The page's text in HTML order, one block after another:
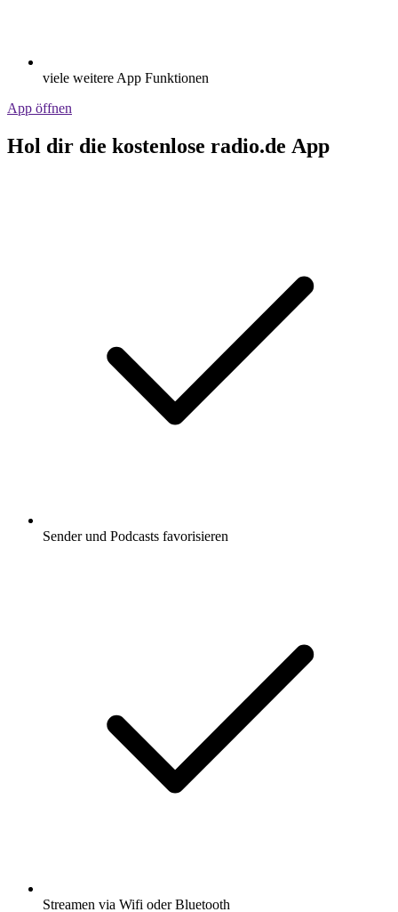
viele weitere App Funktionen
App öffnen
Hol dir die kostenlose radio.de App
Sender und Podcasts favorisieren
Streamen via Wifi oder Bluetooth